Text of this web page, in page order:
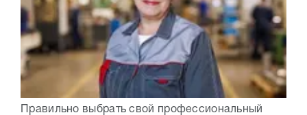
Правильно выбрать свой профессиональный